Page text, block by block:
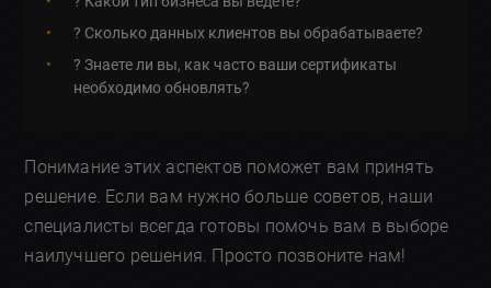
? Сколько данных клиентов вы обрабатываете?
? Знаете ли вы, как часто ваши сертификаты
необходимо обновлять?
Понимание этих аспектов поможет вам принять
решение. Если вам нужно больше советов, наши
специалисты всегда готовы помочь вам в выборе
наилучшего решения. Просто позвоните нам!